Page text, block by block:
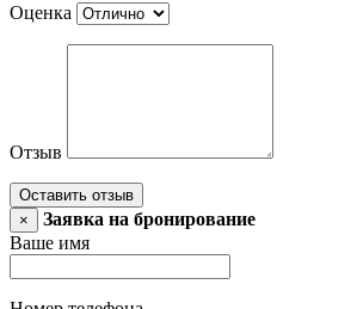
Оценка
Отзыв
Оставить отзыв
×
Заявка на бронирование
Ваше имя